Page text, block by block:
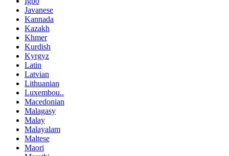
Javanese
Kannada
Kazakh
Khmer
Kurdish
Kyrgyz
Latin
Latvian
Lithuanian
Luxembou..
Macedonian
Malagasy
Malay
Malayalam
Maltese
Maori